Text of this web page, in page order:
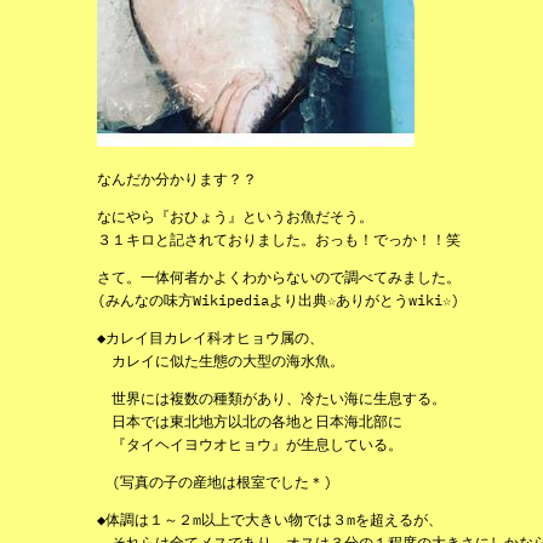
なんだか分かります？？
なにやら『おひょう』というお魚だそう。
３１キロと記されておりました。おっも！でっか！！笑
さて。一体何者かよくわからないので調べてみました。
(みんなの味方Wikipediaより出典☆ありがとうwiki☆)
◆カレイ目カレイ科オヒョウ属の、
カレイに似た生態の大型の海水魚。
世界には複数の種類があり、冷たい海に生息する。
日本では東北地方以北の各地と日本海北部に
『タイヘイヨウオヒョウ』が生息している。
(写真の子の産地は根室でした＊)
◆体調は１～２m以上で大きい物では３mを超えるが、